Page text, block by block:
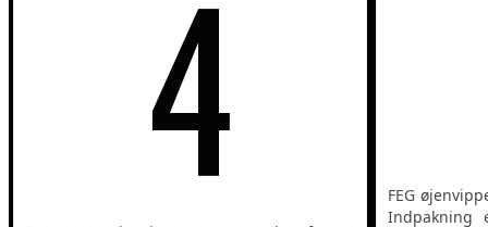
FEG
Indpakning